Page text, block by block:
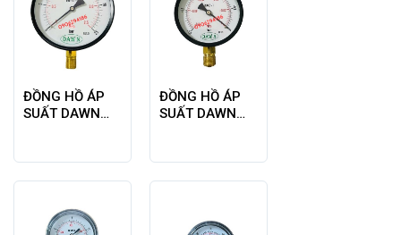
ĐỒNG HỒ ÁP
SUẤT DAWN
M20X1.5
ĐỒNG HỒ ÁP
SUẤT DAWN
20X15